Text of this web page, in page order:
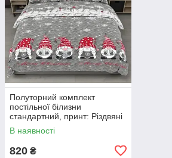
Полуторний комплект
постільної білизни
стандартний, принт: Різдвяні
гноми
В наявності
820 ₴